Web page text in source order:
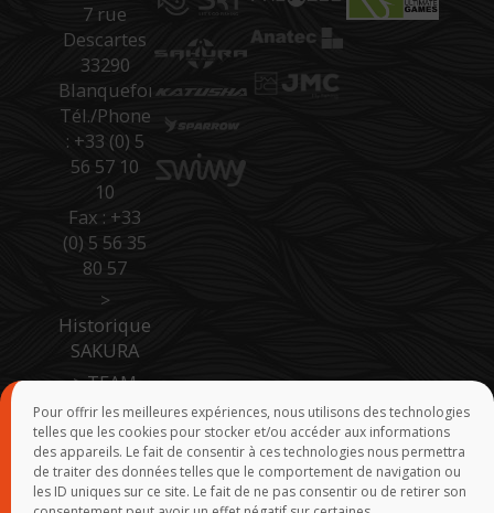
Pour offrir les meilleures expériences, nous utilisons des technologies
telles que les cookies pour stocker et/ou accéder aux informations
des appareils. Le fait de consentir à ces technologies nous permettra
de traiter des données telles que le comportement de navigation ou
les ID uniques sur ce site. Le fait de ne pas consentir ou de retirer son
7 rue
Descartes
33290
Blanquefort
Tél./Phone
: +33 (0) 5
56 57 10
10
Fax : +33
(0) 5 56 35
80 57
>
Historique
SAKURA
>TEAM
SAKURA
>Accès
Pro Site B
to B